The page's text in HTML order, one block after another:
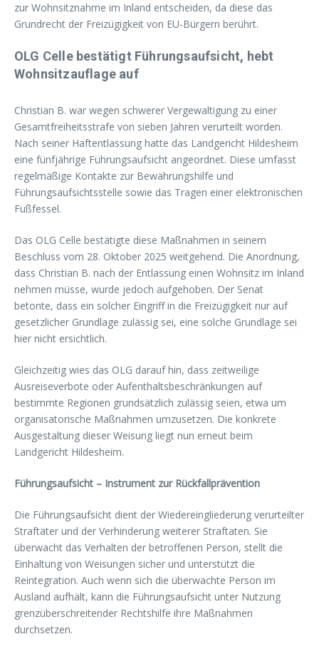
zur Wohnsitznahme im Inland entscheiden, da diese das
Grundrecht der Freizügigkeit von EU-Bürgern berührt.
OLG Celle bestätigt Führungsaufsicht, hebt
Wohnsitzauflage auf
Christian B. war wegen schwerer Vergewaltigung zu einer
Gesamtfreiheitsstrafe von sieben Jahren verurteilt worden.
Nach seiner Haftentlassung hatte das Landgericht Hildesheim
eine fünfjährige Führungsaufsicht angeordnet. Diese umfasst
regelmäßige Kontakte zur Bewährungshilfe und
Führungsaufsichtsstelle sowie das Tragen einer elektronischen
Fußfessel.
Das OLG Celle bestätigte diese Maßnahmen in seinem
Beschluss vom 28. Oktober 2025 weitgehend. Die Anordnung,
dass Christian B. nach der Entlassung einen Wohnsitz im Inland
nehmen müsse, wurde jedoch aufgehoben. Der Senat
betonte, dass ein solcher Eingriff in die Freizügigkeit nur auf
gesetzlicher Grundlage zulässig sei, eine solche Grundlage sei
hier nicht ersichtlich.
Gleichzeitig wies das OLG darauf hin, dass zeitweilige
Ausreiseverbote oder Aufenthaltsbeschränkungen auf
bestimmte Regionen grundsätzlich zulässig seien, etwa um
organisatorische Maßnahmen umzusetzen. Die konkrete
Ausgestaltung dieser Weisung liegt nun erneut beim
Landgericht Hildesheim.
Führungsaufsicht – Instrument zur Rückfallprävention
Die Führungsaufsicht dient der Wiedereingliederung verurteilter
Straftäter und der Verhinderung weiterer Straftaten. Sie
überwacht das Verhalten der betroffenen Person, stellt die
Einhaltung von Weisungen sicher und unterstützt die
Reintegration. Auch wenn sich die überwachte Person im
Ausland aufhält, kann die Führungsaufsicht unter Nutzung
grenzüberschreitender Rechtshilfe ihre Maßnahmen
durchsetzen.